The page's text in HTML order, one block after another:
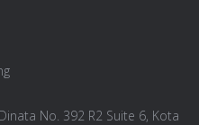
No. 392 R2 Suite 6, Kota